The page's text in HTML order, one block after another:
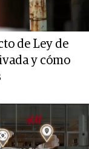
de Ley de
y cómo